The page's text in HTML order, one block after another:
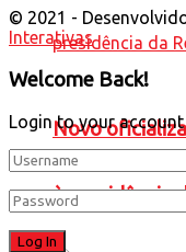
Novo
à presidência
© 2021 -
Interativas
Welcome Back!
Login to your